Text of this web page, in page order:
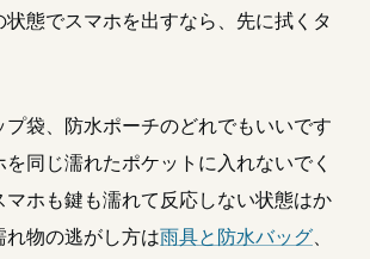
態でスマホを出すなら、先に拭くタ
袋、防水ポーチのどれでもいいです
同じ濡れたポケットに入れないでく
ホも鍵も濡れて反応しない状態はか
物の逃がし方は雨具と防水バッグ、